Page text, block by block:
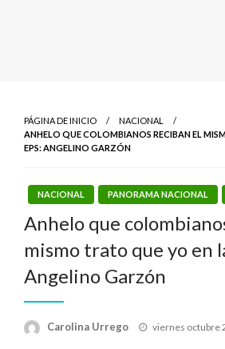
PÁGINA DE INICIO
NACIONAL
ANHELO QUE COLOMBIANOS RECIBAN EL
EPS: ANGELINO GARZÓN
NACIONAL PANORAMA NACIONAL
Anhelo que
mismo trato que yo en
Angelino Garzón
Carolina Urrego
Publicado
viernes octubre